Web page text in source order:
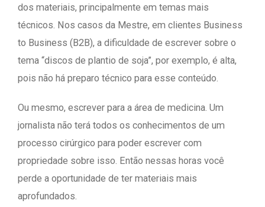
dos materiais, principalmente em temas mais
técnicos. Nos casos da Mestre, em clientes Business
to Business (B2B), a dificuldade de escrever sobre o
tema “discos de plantio de soja”, por exemplo, é alta,
pois não há preparo técnico para esse conteúdo.
Ou mesmo, escrever para a área de medicina. Um
jornalista não terá todos os conhecimentos de um
processo cirúrgico para poder escrever com
propriedade sobre isso. Então nessas horas você
perde a oportunidade de ter materiais mais
aprofundados.